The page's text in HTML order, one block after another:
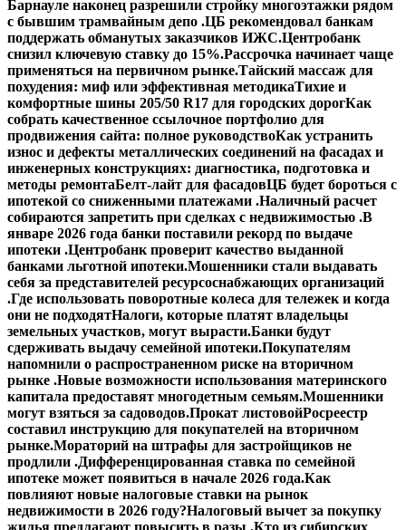
Барнауле наконец разрешили стройку многоэтажки рядом
с бывшим трамвайным депо .ЦБ рекомендовал банкам
поддержать обманутых заказчиков ИЖС.Центробанк
снизил ключевую ставку до 15%.Рассрочка начинает чаще
применяться на первичном рынке.Тайский массаж для
похудения: миф или эффективная методикаТихие и
комфортные шины 205/50 R17 для городских дорогКак
собрать качественное ссылочное портфолио для
продвижения сайта: полное руководствоКак устранить
износ и дефекты металлических соединений на фасадах и
инженерных конструкциях: диагностика, подготовка и
методы ремонтаБелт-лайт для фасадовЦБ будет бороться с
ипотекой со сниженными платежами .Наличный расчет
собираются запретить при сделках с недвижимостью .В
январе 2026 года банки поставили рекорд по выдаче
ипотеки .Центробанк проверит качество выданной
банками льготной ипотеки.Мошенники стали выдавать
себя за представителей ресурсоснабжающих организаций
.Где использовать поворотные колеса для тележек и когда
они не подходятНалоги, которые платят владельцы
земельных участков, могут вырасти.Банки будут
сдерживать выдачу семейной ипотеки.Покупателям
напомнили о распространенном риске на вторичном
рынке .Новые возможности использования материнского
капитала предоставят многодетным семьям.Мошенники
могут взяться за садоводов.Прокат листовойРосреестр
составил инструкцию для покупателей на вторичном
рынке.Мораторий на штрафы для застройщиков не
продлили .Дифференцированная ставка по семейной
ипотеке может появиться в начале 2026 года.Как
повлияют новые налоговые ставки на рынок
недвижимости в 2026 году?Налоговый вычет за покупку
жилья предлагают повысить в разы .Кто из сибирских